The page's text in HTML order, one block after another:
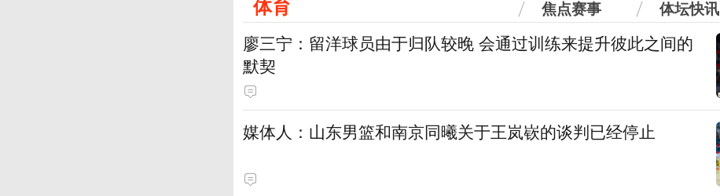
体育 焦点赛事 体坛快讯
廖三宁：留洋球员由于归队较晚 会通过训练来提升彼此之间的
默契
媒体人：山东男篮和南京同曦关于王岚嵚的谈判已经停止